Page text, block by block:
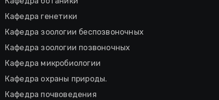
Кафедра генетики
Кафедра зоологии беспозвоночных
Кафедра зоологии позвоночных
Кафедра микробиологии
Кафедра охраны природы.
Кафедра почвоведения